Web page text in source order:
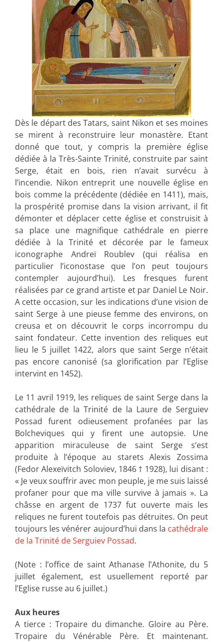
Dès le départ des Tatars, saint Nikon et ses moines
se mirent à reconstruire leur monastère. Etant
donné que tout, y compris la première église
dédiée à la Très-Sainte Trinité, construite par saint
Serge, était en bois, rien n’avait survécu à
l’incendie. Nikon entreprit une nouvelle église en
bois comme la précédente (dédiée en 1411), mais,
la prospérité promise dans la vision arrivant, il fit
démonter et déplacer cette église et construisit à
sa place une magnifique cathédrale en pierre
dédiée à la Trinité et décorée par le fameux
iconographe Andreï Roublev (qui réalisa en
particulier l’iconostase que l’on peut toujours
contempler aujourd’hui). Les fresques furent
réalisées par ce grand artiste et par Daniel Le Noir.
A cette occasion, sur les indications d’une vision de
saint Serge à une pieuse femme des environs, on
creusa et on découvrit le corps incorrompu du
saint fondateur. Cette invention des reliques eut
lieu le 5 juillet 1422, alors que saint Serge n’était
pas encore canonisé (sa glorification par l’Eglise
intervint en 1452).
Le 11 avril 1919, les reliques de saint Serge dans la
cathédrale de la Trinité de la Laure de Serguiev
Possad furent odieusement profanées par las
Bolcheviques qui y firent une autopsie. Une
apparition miraculeuse de saint Serge s’est
produite à l’époque au starets Alexis Zossima
(Fedor Alexeïvitch Soloviev, 1846 † 1928), lui disant :
« Je veux souffrir avec mon peuple, je me suis laissé
profaner pour que ma ville survive à jamais ». La
châsse en argent de 1737 fut ouverte mais les
reliques ne furent toutefois pas détruites. On peut
toujours les vénérer aujourd’hui dans la cathédrale
de la Trinité de Serguiev Possad.
(Note : l’office de saint Athanase l’Athonite, du 5
juillet également, est usuellement reporté par
l’Eglise russe au 6 juillet.)
Aux heures
A tierce : Tropaire du dimanche. Gloire au Père.
Tropaire du Vénérable Père. Et maintenant.